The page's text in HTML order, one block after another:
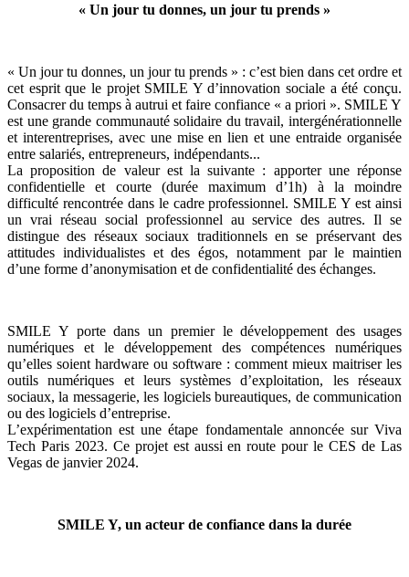
« Un jour tu donnes, un jour tu prends »
« Un jour tu donnes, un jour tu prends » : c’est bien dans cet ordre et
cet esprit que le projet SMILE Y d’innovation sociale a été conçu.
Consacrer du temps à autrui et faire confiance « a priori ». SMILE Y
est une grande communauté solidaire du travail, intergénérationnelle
et interentreprises, avec une mise en lien et une entraide organisée
entre salariés, entrepreneurs, indépendants...
La proposition de valeur est la suivante : apporter une réponse
confidentielle et courte (durée maximum d’1h) à la moindre
difficulté rencontrée dans le cadre professionnel. SMILE Y est ainsi
un vrai réseau social professionnel au service des autres. Il se
distingue des réseaux sociaux traditionnels en se préservant des
attitudes individualistes et des égos, notamment par le maintien
d’une forme d’anonymisation et de confidentialité des échanges.
SMILE Y porte dans un premier le développement des usages
numériques et le développement des compétences numériques
qu’elles soient hardware ou software : comment mieux maitriser les
outils numériques et leurs systèmes d’exploitation, les réseaux
sociaux, la messagerie, les logiciels bureautiques, de communication
ou des logiciels d’entreprise.
L’expérimentation est une étape fondamentale annoncée sur Viva
Tech Paris 2023. Ce projet est aussi en route pour le CES de Las
Vegas de janvier 2024.
SMILE Y, un acteur de confiance dans la durée